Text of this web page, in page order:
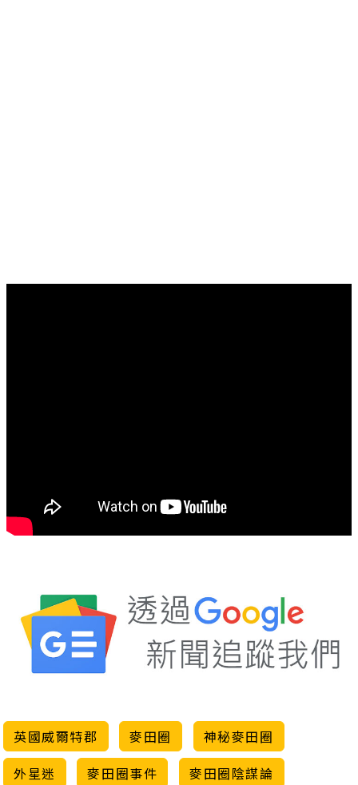
英國威爾特郡 麥田圈
神秘麥田圈
外星迷
麥田圈事件
麥田圈陰謀論